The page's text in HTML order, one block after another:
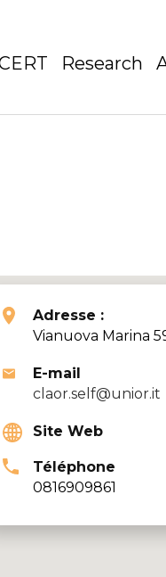
Research
Adresse :
Vianuova Marina
E-mail
claor.self@unior.it
Site Web
Téléphone
0816909861